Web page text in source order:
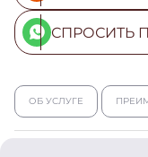
СПРОСИТЬ
ОБ УСЛУГЕ